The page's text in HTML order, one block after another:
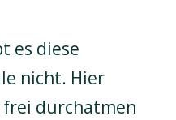
es diese
nicht. Hier
durchatmen